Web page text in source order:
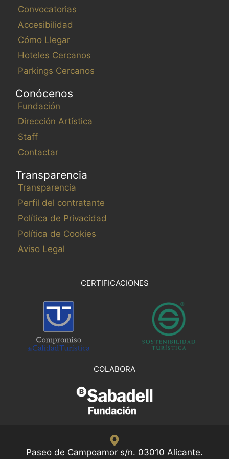
Convocatorias
Accesibilidad
Cómo Llegar
Hoteles Cercanos
Parkings Cercanos
Conócenos
Fundación
Dirección Artística
Staff
Contactar
Transparencia
Transparencia
Perfil del contratante
Política de Privacidad
Política de Cookies
Aviso Legal
CERTIFICACIONES
COLABORA
Paseo de Campoamor s/n. 03010 Alicante.